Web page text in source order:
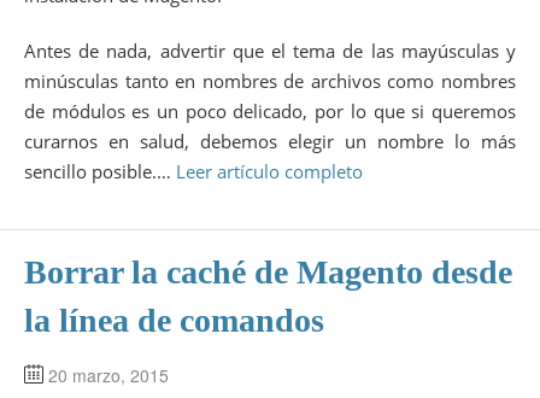
61
62
63
65
66
69
71
73
75
76
core_setup </use
</connection
</holamundo_setup>
<holamundo_write
<connection
<use>core_write </use >
</connection >
<connection>
<use
core_read
</connection>
</resources>
<!-- Necesario para informar a Magento
Antes de nada, advertir que el tema de las mayúsculas y
minúsculas tanto en nombres de archivos como nombres
de módulos es un poco delicado, por lo que si queremos
curarnos en salud, debemos elegir un nombre lo más
sencillo posible.… Leer artículo completo
Borrar la caché de Magento desde
la línea de comandos
20 marzo, 2015